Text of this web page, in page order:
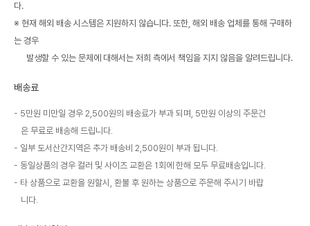
다.
※ 현재 해외 배송 시스템은 지원하지 않습니다. 또한, 해외 배송 업체를 통해 구매하
는 경우
발생할 수 있는 문제에 대해서는 저희 측에서 책임을 지지 않음을 알려드립니다.
배송료
5만원 미만일 경우 2,500원의 배송료가 부과 되며, 5만원 이상의 주문건
은 무료로 배송해 드립니다.
일부 도서산간지역은 추가 배송비 2,500원이 부과 됩니다.
동일상품의 경우 컬러 및 사이즈 교환은 1회에 한해 모두 무료배송입니다.
타 상품으로 교환을 원할시, 환불 후 원하는 상품으로 주문해 주시기 바랍
니다.